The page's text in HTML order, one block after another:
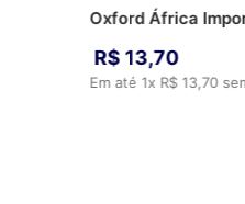
Oxford África
R$ 13,70
Em até 1x R$ 13,70